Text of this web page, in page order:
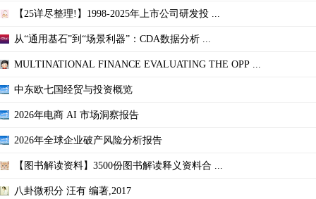
【25详尽整理!】1998-2025年上市公司研发投 ...
从“通用基石”到“场景利器”：CDA数据分析 ...
MULTINATIONAL FINANCE EVALUATING THE OPP ...
中东欧七国经贸与投资概览
2026年电商 AI 市场洞察报告
2026年全球企业破产风险分析报告
【图书解读资料】3500份图书解读释义资料合 ...
八卦微积分 汪有 编著,2017